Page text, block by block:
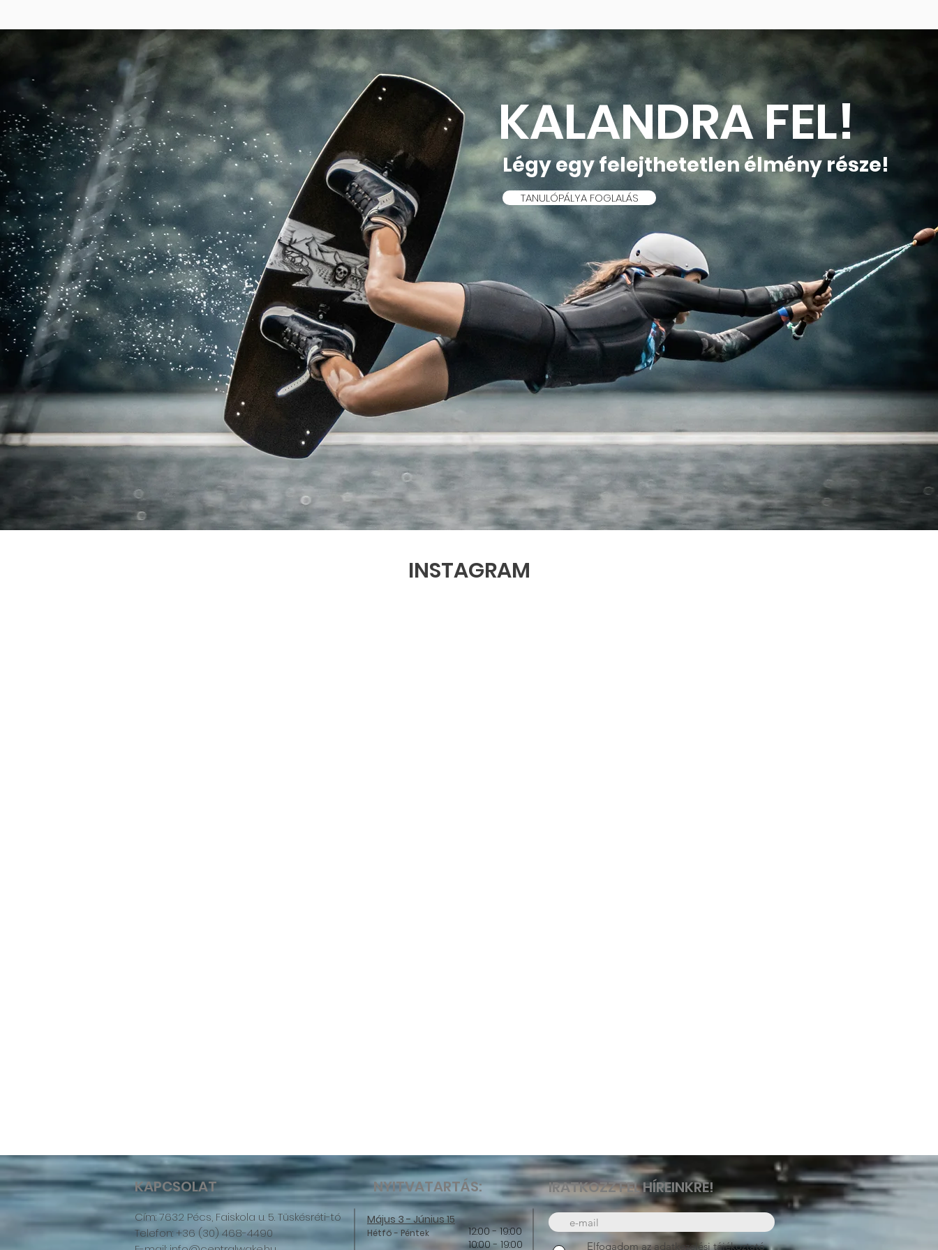
KALANDRA FEL!
TANULÓPÁLYA FOGLALÁS
Légy egy felejthetetlen élmény része!
INSTAGRAM
KAPCSOLAT NYITVATARTÁS:
Cím: 7632 Pécs, Faiskola u. 5. Tüskésréti-tó
Telefon: +36 (30) 468-4490
IRATKOZZ FEL HÍREINKRE!
Elfogadom az adatkezelési tájékoztató
12:00 - 19:00
10:00 - 19:00
Május 3 - Június 15
Hétfő - Péntek